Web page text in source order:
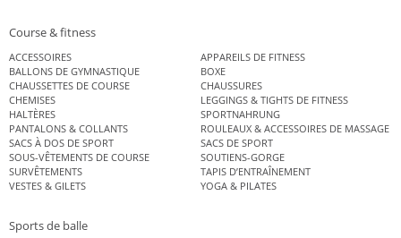
Course & fitness
ACCESSOIRES
APPAREILS DE FITNESS
BALLONS DE GYMNASTIQUE
BOXE
CHAUSSETTES DE COURSE
CHAUSSURES
CHEMISES
LEGGINGS & TIGHTS DE FITNESS
HALTÈRES
SPORTNAHRUNG
PANTALONS & COLLANTS
ROULEAUX & ACCESSOIRES DE MASSAGE
SACS À DOS DE SPORT
SACS DE SPORT
SOUS-VÊTEMENTS DE COURSE
SOUTIENS-GORGE
SURVÊTEMENTS
TAPIS D’ENTRAÎNEMENT
VESTES & GILETS
YOGA & PILATES
Sports de balle